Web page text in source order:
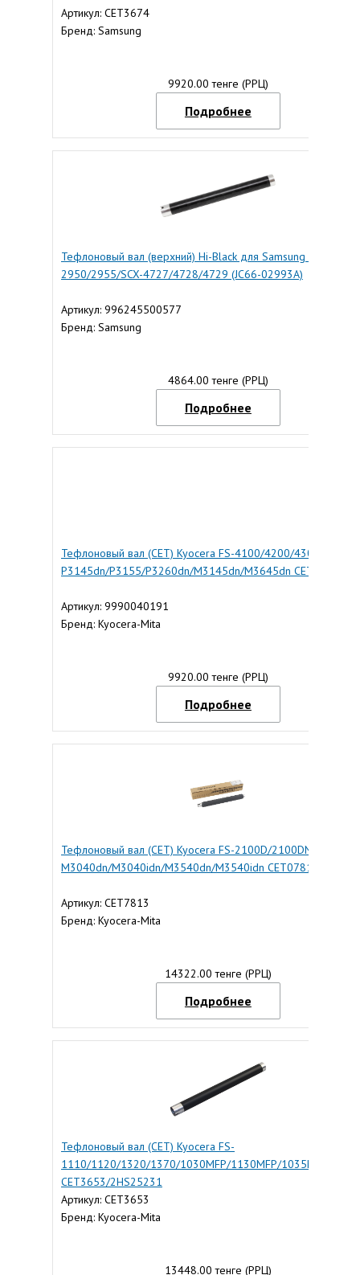
Артикул: CET3674
Бренд: Samsung
9920.00 тенге (РРЦ)
Подробнее
Тефлоновый вал (верхний) Hi-Black для Samsung ML-
2950/2955/SCX-4727/4728/4729 (JC66-02993A)
Артикул: 996245500577
Бренд: Samsung
4864.00 тенге (РРЦ)
Подробнее
Тефлоновый вал (CET) Kyocera FS-4100/4200/4300/Ecosys
P3145dn/P3155/P3260dn/M3145dn/M3645dn CET7814
Артикул: 9990040191
Бренд: Kyocera-Mita
9920.00 тенге (РРЦ)
Подробнее
Тефлоновый вал (CET) Kyocera FS-2100D/2100DN/ECOSYS
M3040dn/M3040idn/M3540dn/M3540idn CET07813
Артикул: CET7813
Бренд: Kyocera-Mita
14322.00 тенге (РРЦ)
Подробнее
Тефлоновый вал (CET) Kyocera FS-
1110/1120/1320/1370/1030MFP/1130MFP/1035MFP/
CET3653/2HS25231
Артикул: CET3653
Бренд: Kyocera-Mita
13448.00 тенге (РРЦ)